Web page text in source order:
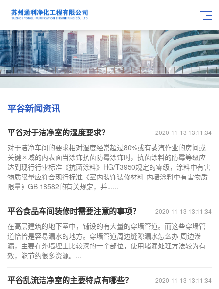
平谷新闻资讯
2020-11-13 13:11:34
平谷对于洁净室的湿度要求？
对于洁净车间的要求相对湿度经常超过80%或有蒸汽作业的房间或
关键区域的内表面当涂饰抗菌防霉涂饰时，抗菌涂料的防霉等级应
达到现行行业标准《抗菌涂料》HG/T3950规定的零级，涂料中有害
物质限量应符合现行标准《室内装饰装修材料 内墙涂料中有害物质
限量》GB 18582的有关规定，并......
2020-11-13 13:11:34
平谷食品车间装修时需要注意的事项？
在高层建筑的地下室中，铺设的有大量的穿墙管道。而这些穿墙管
道恰恰是容易漏水的地方。穿墙管道周边缝隙漏水怎么办 周边渗
漏，主要在外墙埋土比较深的一个部位，使用堵漏处理方法较为有
效，能节约很多资源。...
2020-11-13 13:11:34
平谷乱流洁净室的主要特点有哪些？